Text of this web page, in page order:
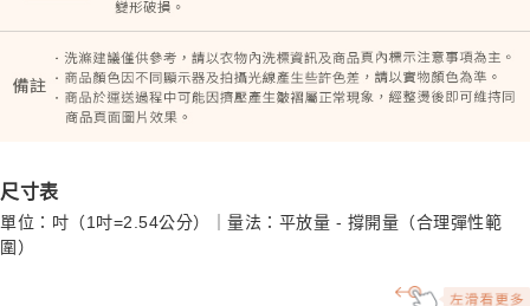
尺寸表
單位：吋（1吋=2.54公分）｜量法：平放量 - 撐開量（合理彈性範
圍）